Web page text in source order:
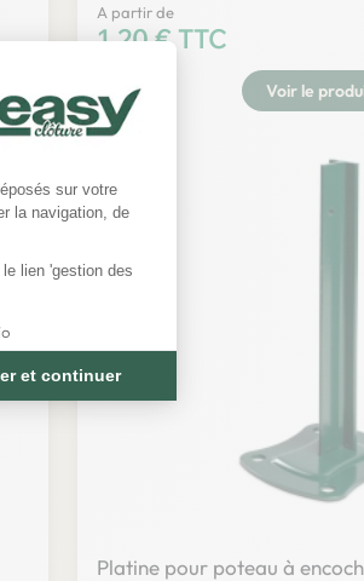
:
sur votre
la navigation, de
lien 'gestion des
et continuer
A partir de
Prix
1,20 € TTC
Voir le
Platine pour poteau à